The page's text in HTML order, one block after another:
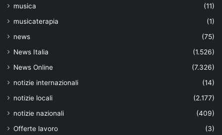
musica
(11)
musicaterapia
(1)
news
(75)
News Italia
(1.526)
News Online
(7.326)
notizie internazionali
(14)
notizie locali
(2.177)
notizie nazionali
(409)
Offerte lavoro
(3)